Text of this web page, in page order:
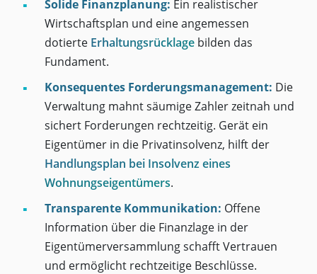
Solide Finanzplanung: Ein realistischer
Wirtschaftsplan und eine angemessen
dotierte Erhaltungsrücklage bilden das
Fundament.
Konsequentes Forderungsmanagement: Die
Verwaltung mahnt säumige Zahler zeitnah und
sichert Forderungen rechtzeitig. Gerät ein
Eigentümer in die Privatinsolvenz, hilft der
Handlungsplan bei Insolvenz eines
Wohnungseigentümers.
Transparente Kommunikation: Offene
Information über die Finanzlage in der
Eigentümerversammlung schafft Vertrauen
und ermöglicht rechtzeitige Beschlüsse.